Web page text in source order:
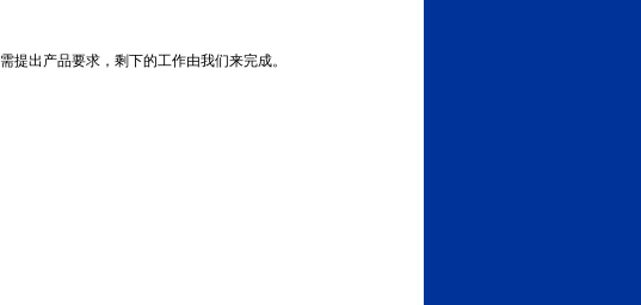
出产品要求，剩下的工作由我们来完成。